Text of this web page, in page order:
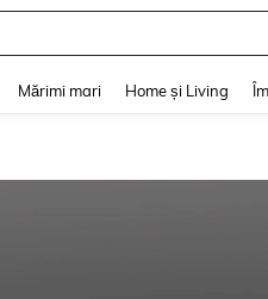
Mărimi mari Home și Living